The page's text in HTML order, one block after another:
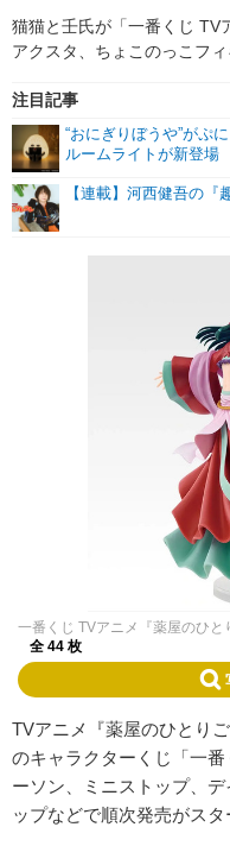
編集部ブログ・お知らせ
猫猫と壬氏が「一番くじ TV
アクスタ、ちょこのっこフ
注目記事
“おにぎりぼうや”がぷ
ルームライトが新登場
【連載】河西健吾の『
一番くじ TVアニメ『薬屋のひ
全 44 枚
TVアニメ『薬屋のひとり
のキャラクターくじ「一
ーソン、ミニストップ、
ップなどで順次発売がスタ